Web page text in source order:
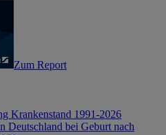
Zum Report
Krankenstand 1991-2026
Deutschland bei Geburt nach